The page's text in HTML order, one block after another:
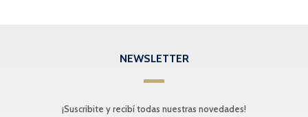
NEWSLETTER
¡Suscribite y recibí todas nuestras novedades!